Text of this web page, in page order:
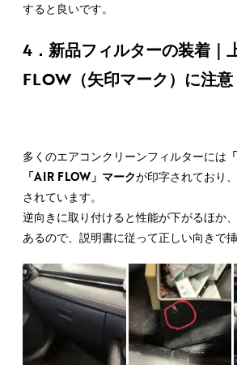
すると良いです。
4．新品フィルターの装着｜
FLOW（矢印マーク）に注意
多くのエアコンクリーンフィルターには
「AIR FLOW」マークが印字されており
されています。
逆向きに取り付けると性能が下がるほか
あるので、説明書に従って正しい向きで